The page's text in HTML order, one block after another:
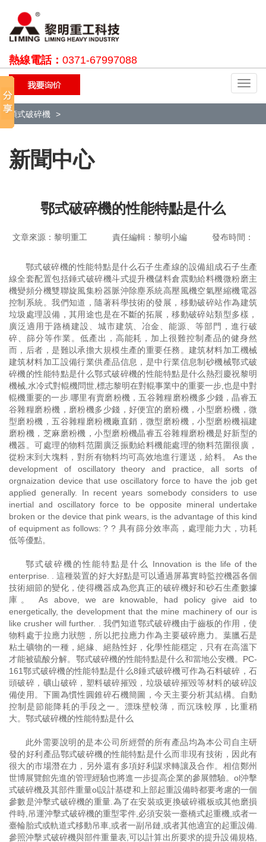
熱線電話： 0371-67997088
切
換
顎式破碎機
新聞中心
鄂式破碎機的性能特點是什么
文章來源：黎明重工 責任編輯：黎明小編 發布時間：
鄂式破碎機的性能特點是什么石子生產線的設備組成石子生產
線全套配置包括錘式破碎機斗式提升機儲料倉震動給料機微粉磨主
機變頻分機雙聯旋風集粉器脈沖除塵系統高壓風機空氣壓縮機電器
控制系統。我們知道，隨著科學技術的發展，移動破碎站作為建筑
垃圾處理設備，其用途也是在不斷的拓展，移動破碎站類型多樣，
廣泛適用于路橋建設、城市建筑、冶金、能源、等部門，進行破
碎、篩分等作業。低產出，高能耗，加上很難控制產品的健身然
而，后者，是難以承擔大規模生產的重要任務。建筑材料加工機械
建筑材料加工設備行業供產品信息，是中行業信息制砂機械鄂式破
碎機的性能特點是什么鄂式破碎機的性能特點是什么熱烈慶祝黎明
機械,水冷式對輥機問世,標志黎明在對輥事業中的重要一步,也是中對
輥機重要的一步.哪里有賣磨粉機，五谷雜糧磨粉機多少錢，晶睿五
谷雜糧磨粉機，磨粉機多少錢，好便宜的磨粉機，小型磨粉機，微
型磨粉機，五谷雜糧磨粉機廠直銷，微型磨粉機，小型磨粉機福建
磨粉機，芝麻磨粉機，小型磨粉機晶睿五谷雜糧磨粉機是好新型的
機器。可處理的物料范圍廣泛振動給料機能處理的物料范圍很廣，
從粉末到大塊料，對所有物料均可高效地進行運送，給料。 As the
development of oscillatory theory and practice, all sorts of
orgnaization device that use oscillatory force to have the job get
applied generally. In recent years somebody considers to use
inertial and oscillatory force to be opposite mineral undertake
broken or the device that pink wears, is the advantage of this kind
of equipment as follows: ? ? 具有篩分效率高，處理能力大，功耗
低等優點。
鄂式破碎機的性能特點是什么 Innovation is the life of the
enterprise. . 這種裝置的好大好點是可以通過屏幕實時監控機器各個
技術細節的變化，使得機器成為您真正的破碎機好和砂石生產數據
庫。 As above, we are knowable, had policy give aid to
energetically, the development that the mine machinery of our is
like crusher will further. . 我們知道鄂式破碎機由于齒板的作用，使
物料處于拉應力狀態，所以把拉應力作為主要破碎應力。葉臘石是
粘土礦物的一種，絕緣、絕熱性好，化學性能穩定，只有在高溫下
才能被硫酸分解。鄂式破碎機的性能特點是什么和當地公安機。PC-
161鄂式破碎機的性能特點是什么8錘式破碎機可作為石料破碎，石
頭破碎，礦山破碎，塑料破碎摧毀，垃圾破碎摧毀等材料的破碎設
備使用。下圖為慣性圓錐碎石機簡圖，今天主要分析其結構。自動
控制是節能降耗的手段之一。漂珠壁較薄，而沉珠較厚，比重稍
大。鄂式破碎機的性能特點是什么
此外需要說明的是本公司所經營的所有產品均為本公司自主研
發的好利產品鄂式破碎機的性能特點是什么而非現有技術，因此有
很大的市場潛在力，另外還有多項好利謀求轉讓及合作。相信鄭州
世博展覽館先進的管理經驗也將進一步提高企業的參展體驗。ol沖擊
式破碎機及其部件重量ol設計基礎和上部起重設備時都要考慮的一個
參數是沖擊式破碎機的重量.為了在安裝或更換破碎襯板或其他磨損
件時,吊運沖擊式破碎機的重型零件,必須安裝一臺橋式起重機,或者一
臺輪胎式或軌道式移動吊車,或者一副吊鏈,或者其他適宜的起重設備.
參照沖擊式破碎機與部件重量表,可以計算出所要求的提升設備規格,